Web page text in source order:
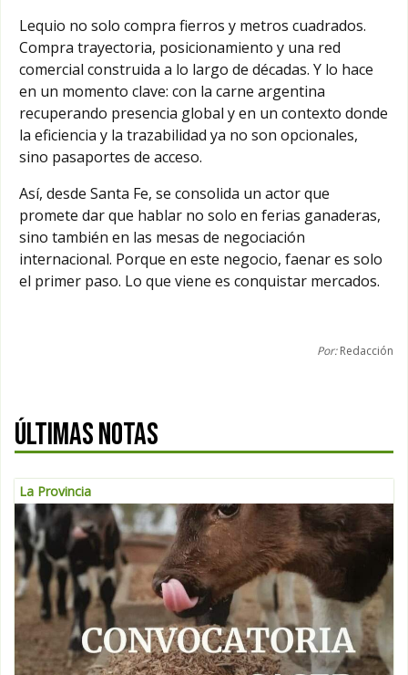
Lequio no solo compra fierros y metros cuadrados.
Compra trayectoria, posicionamiento y una red
comercial construida a lo largo de décadas. Y lo hace
en un momento clave: con la carne argentina
recuperando presencia global y en un contexto donde
la eficiencia y la trazabilidad ya no son opcionales,
sino pasaportes de acceso.
Así, desde Santa Fe, se consolida un actor que
promete dar que hablar no solo en ferias ganaderas,
sino también en las mesas de negociación
internacional. Porque en este negocio, faenar es solo
el primer paso. Lo que viene es conquistar mercados.
Por:Redacción
ÚLTIMAS NOTAS
La Provincia